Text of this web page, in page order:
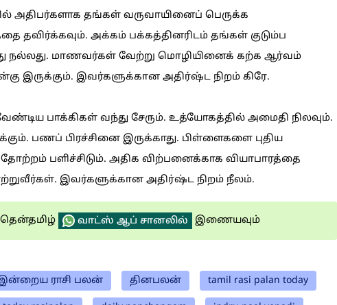
அதிபர்களாக தங்கள் வருவாயினைப் பெருக்க
தவிர்க்கவும். அக்கம் பக்கத்தினரிடம் தங்கள் குடும்ப
நல்லது. மாணவர்கள் வேற்று மொழியினைக் கற்க ஆர்வம்
இருக்கும். இவர்களுக்கான அதிர்ஷ்ட நிறம் கிரே.
பாக்கிகள் வந்து சேரும். உத்யோகத்தில் அமைதி நிலவும்.
பணப் பிரச்சினை இருக்காது. பிள்ளைகளை புதிய
பளிச்சிடும். அதிக விற்பனைக்காக வியாபாரத்தை
இவர்களுக்கான அதிர்ஷ்ட நிறம் நீலம்.
வாட்ஸ் ஆப் சானலில் இணையவும்
ராசி பலன் தினபலன் tamil rasi palan today